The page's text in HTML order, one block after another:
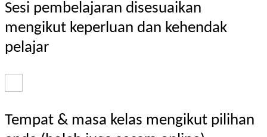
Sesi pembelajaran disesuaikan
mengikut keperluan dan kehendak
pelajar
Tempat & masa kelas mengikut pilihan